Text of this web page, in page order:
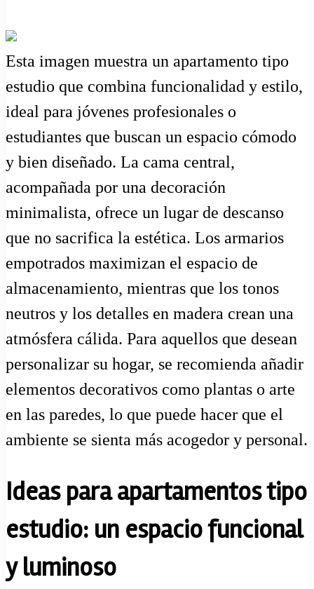
Esta imagen muestra un apartamento tipo
estudio que combina funcionalidad y estilo,
ideal para jóvenes profesionales o
estudiantes que buscan un espacio cómodo
y bien diseñado. La cama central,
acompañada por una decoración
minimalista, ofrece un lugar de descanso
que no sacrifica la estética. Los armarios
empotrados maximizan el espacio de
almacenamiento, mientras que los tonos
neutros y los detalles en madera crean una
atmósfera cálida. Para aquellos que desean
personalizar su hogar, se recomienda añadir
elementos decorativos como plantas o arte
en las paredes, lo que puede hacer que el
ambiente se sienta más acogedor y personal.
Ideas para apartamentos tipo
estudio: un espacio funcional
y luminoso